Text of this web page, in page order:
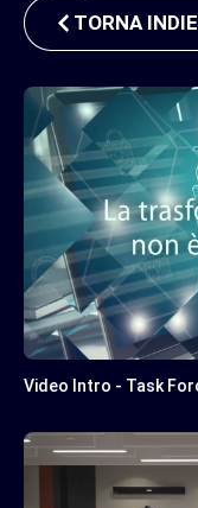
TORNA
Video Intro - Task